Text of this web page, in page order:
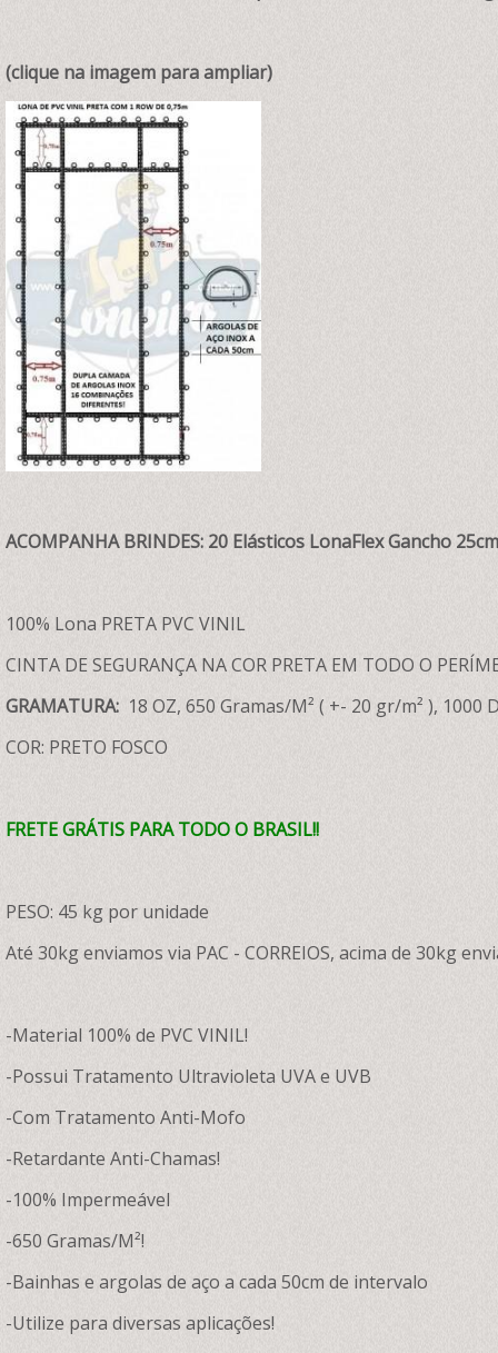
(clique na imagem para ampliar)
ACOMPANHA BRINDES: 20 Elásticos LonaFlex Gancho
100% Lona PRETA PVC VINIL
CINTA DE SEGURANÇA NA COR PRETA EM TODO O
GRAMATURA: 18 OZ, 650 Gramas/M² ( +- 20 gr/m² ), 1000
COR: PRETO FOSCO
FRETE GRÁTIS PARA TODO O BRASIL!!
PESO: 45 kg por unidade
Até 30kg enviamos via PAC - CORREIOS, acima de 30kg
-Material 100% de PVC VINIL!
-Possui Tratamento Ultravioleta UVA e UVB
-Com Tratamento Anti-Mofo
-Retardante Anti-Chamas!
-100% Impermeável
-650 Gramas/M²!
-Bainhas e argolas de aço a cada 50cm de intervalo
-Utilize para diversas aplicações!